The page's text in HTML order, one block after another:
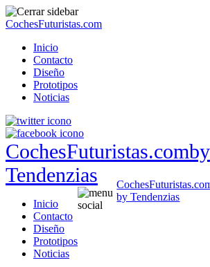
CochesFuturistas.com
Inicio
Contacto
Diseño
Prototipos
Noticias
CochesFuturistas.comby
Tendenzias
Inicio
Contacto
Diseño
Prototipos
Noticias
by Tendenzias